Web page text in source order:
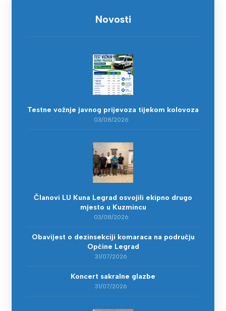
Novosti
Testne vožnje javnog prijevoza tijekom kolovoza
03/08/2026
Članovi LU Kuna Legrad osvojili ekipno drugo
mjesto u Kuzmincu
03/08/2026
Obavijest o dezinsekciji komaraca na području
Općine Legrad
31/07/2026
Koncert sakralne glazbe
31/07/2026